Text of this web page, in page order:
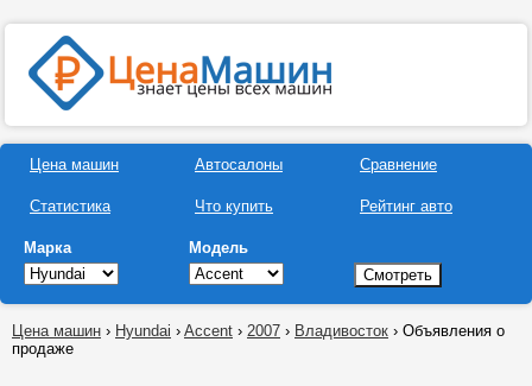
Цена машин
Статистика
Автосалоны
Что купить
Сравнение
Рейтинг авто
Марка Модель
Цена машин › Hyundai › Accent › 2007 › Владивосток › Объявления о
продаже